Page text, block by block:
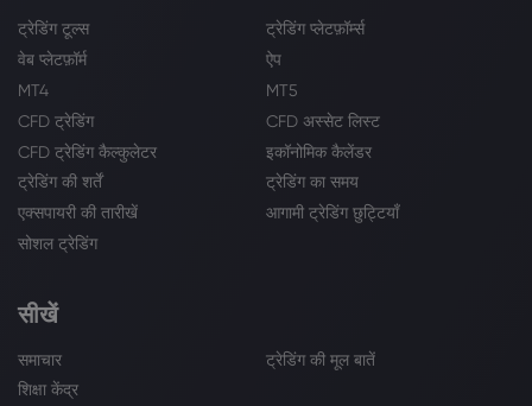
ट्रेडिंग टूल्स
ट्रेडिंग प्लेटफ़ॉर्म्स
वेब प्लेटफ़ॉर्म
ऐप
MT4
MT5
CFD ट्रेडिंग
CFD अस्सेट लिस्ट
CFD ट्रेडिंग कैल्कुलेटर
इकॉनोमिक कैलेंडर
ट्रेडिंग की शर्तें
ट्रेडिंग का समय
एक्सपायरी की तारीखें
आगामी ट्रेडिंग छुट्टियाँ
सोशल ट्रेडिंग
सीखें
समाचार
ट्रेडिंग की मूल बातें
शिक्षा केंद्र